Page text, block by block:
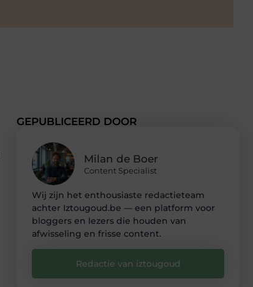
GEPUBLICEERD DOOR
Milan de Boer
Content Specialist
Wij zijn het enthousiaste redactieteam
achter Iztougoud.be — een platform voor
bloggers en lezers die houden van
afwisseling en frisse content.
Redactie van iztougoud